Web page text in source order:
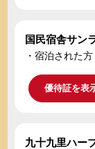
国民宿舎サン
・宿泊された
優待証を表
九十九里ハー